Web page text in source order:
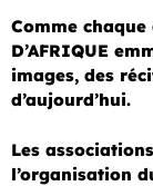
Comme
D’AFRIQUE
images, des
d’aujourd’hui.
Les
l’organisation